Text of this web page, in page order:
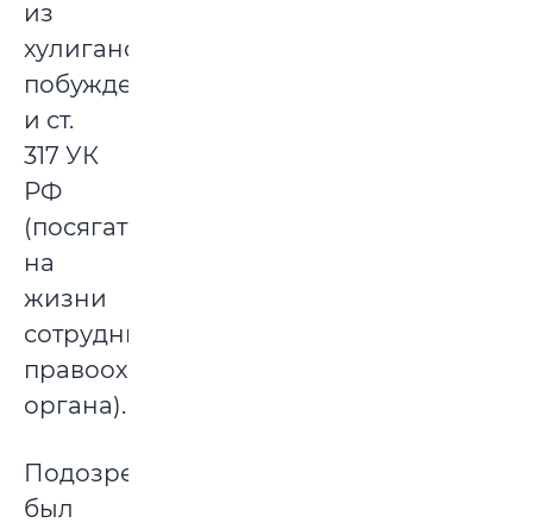
из
хулиганских
побуждений)
и ст.
317 УК
РФ
(посягательство
на
жизни
сотрудника
правоохранительного
органа).
Подозреваемый
был